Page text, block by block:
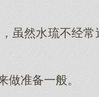
虽然水琉不经
做准备一般。